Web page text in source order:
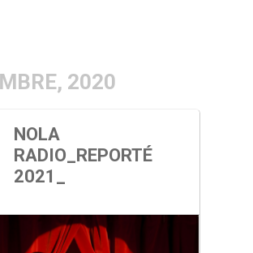
2020
NOLA
RADIO_REPORTÉ
2021_